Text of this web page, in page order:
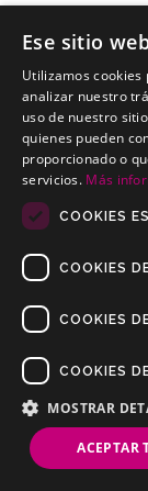
ROVER 75
Kits electricos
Copyrights ©
Condiciones de
Ese sitio
Utilizamos cookies
analizar nuestro
uso de nuestro
quienes pueden
proporcionado o
servicios. Más
COOKIES
COOKIES
COOKIES
COOKIES
MOSTRAR
ACEPTAR